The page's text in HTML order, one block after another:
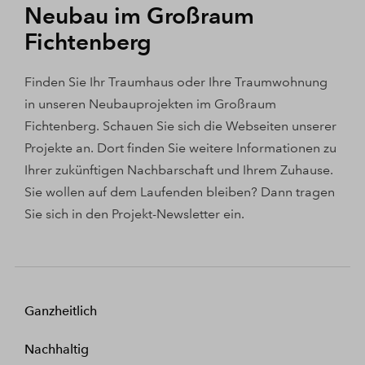
Neubau im Großraum
Fichtenberg
Finden Sie Ihr Traumhaus oder Ihre Traumwohnung
in unseren Neubauprojekten im Großraum
Fichtenberg. Schauen Sie sich die Webseiten unserer
Projekte an. Dort finden Sie weitere Informationen zu
Ihrer zukünftigen Nachbarschaft und Ihrem Zuhause.
Sie wollen auf dem Laufenden bleiben? Dann tragen
Sie sich in den Projekt-Newsletter ein.
Ganzheitlich
Nachhaltig